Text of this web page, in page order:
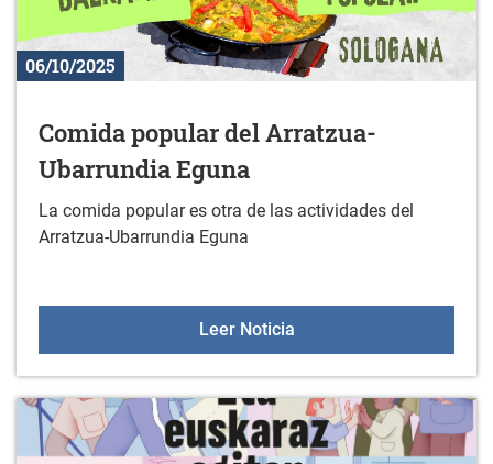
06/10/2025
Comida popular del Arratzua-
Ubarrundia Eguna
La comida popular es otra de las actividades del
Arratzua-Ubarrundia Eguna
Leer NoticiaComida popular del